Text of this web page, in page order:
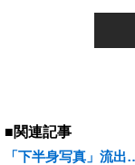
■関連記事
「下半身写真」流